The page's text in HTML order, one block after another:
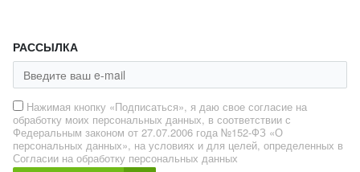
РАССЫЛКА
Нажимая кнопку «Подписаться», я даю свое согласие на
обработку моих персональных данных, в соответствии с
Федеральным законом от 27.07.2006 года №152-ФЗ «О
персональных данных», на условиях и для целей, определенных в
Согласии на обработку персональных данных